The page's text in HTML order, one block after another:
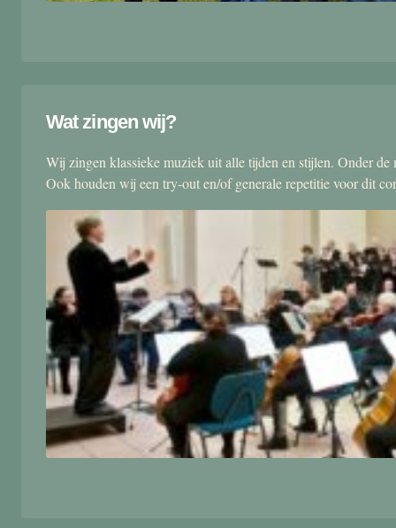
Wat zingen wij?
Wij zingen klassieke muziek uit alle tijden en stijlen. Onder
Ook houden wij een try-out en/of generale repetitie voor dit